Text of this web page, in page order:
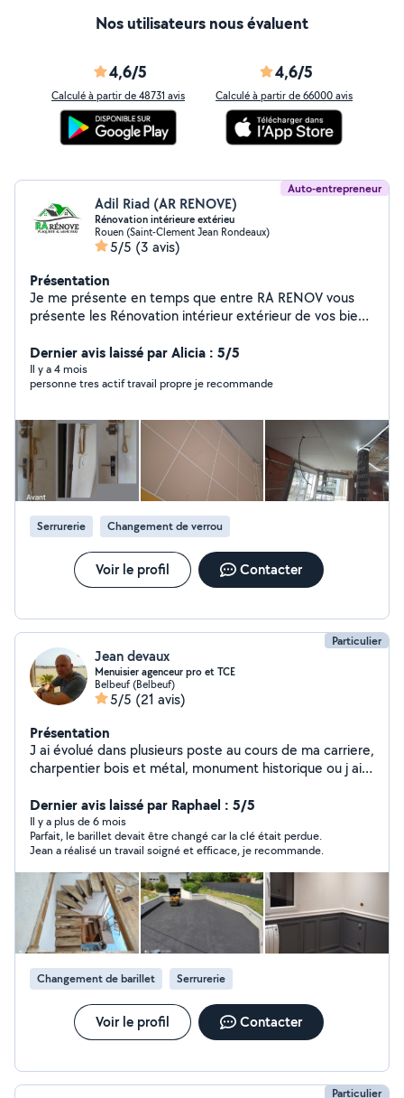
Nos utilisateurs nous évaluent
4,6/5
Calculé à partir de 48731 avis
4,6/5
Calculé à partir de 66000 avis
Auto-entrepreneur
Adil Riad (AR RENOVE)
Rénovation intérieure extérieu
Rouen (Saint-Clement Jean Rondeaux)
5/5 (3 avis)
Présentation
Je me présente en temps que entre RA RENOV vous
présente les Rénovation intérieur extérieur de vos bien
l'entreprise et la pour vous écoute dans vos besoin et
dans vos projets .
Dernier avis laissé par Alicia : 5/5
Il y a 4 mois
personne tres actif travail propre je recommande
Serrurerie Changement de verrou
Voir le profil Contacter
Particulier
Jean devaux
Menuisier agenceur pro et TCE
Belbeuf (Belbeuf)
5/5 (21 avis)
Présentation
J ai évolué dans plusieurs poste au cours de ma carriere,
charpentier bois et métal, monument historique ou j ai
écuries Chantilly etc ....)puis en menuiserie
(appartement haussmannien,ERP, agencement de
magasin.parquet .chef d équipe,chef de chantier,
conducteur travaux puis directeur technique.je suis
indépendant depuis 2009 Contentieux, professionnel j
ai le soucis du détail et j aime mon métier !
Dernier avis laissé par Raphael : 5/5
Il y a plus de 6 mois
Parfait, le barillet devait être changé car la clé était perdue.
Jean a réalisé un travail soigné et efficace, je recommande.
Changement de barillet Serrurerie
Voir le profil Contacter
Particulier